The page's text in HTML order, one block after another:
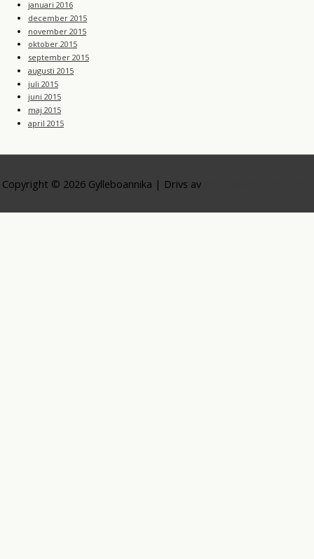
januari 2016
december 2015
november 2015
oktober 2015
september 2015
augusti 2015
juli 2015
juni 2015
maj 2015
april 2015
Copyright © 2026 Gylleboannika | Drivs av